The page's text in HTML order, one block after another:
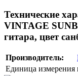
Технические
VINTAGE
гитара, цвет
Производитель:
Единица измерения